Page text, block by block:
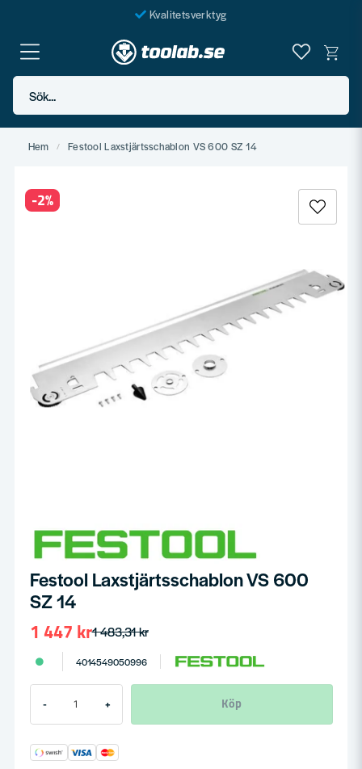
Kvalitetsverktyg
Fraktfritt över 999 SEK*
En järnhandel för alla
Sök...
Hem Festool Laxstjärtsschablon VS 600 SZ 14
-2%
Festool Laxstjärtsschablon VS 600
SZ 14
1 483,31 kr
1 447 kr
4014549050996
- + Köp